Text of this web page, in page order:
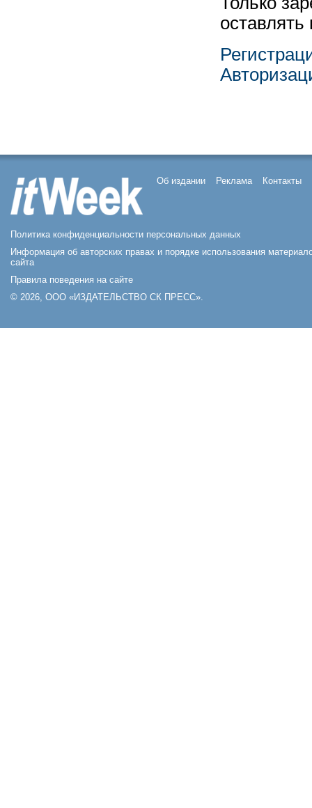
Об издании Реклама Контакты
Политика конфиденциальности персональных данных
Информация об авторских правах и порядке использования
сайта
Правила поведения на сайте
© 2026, ООО «ИЗДАТЕЛЬСТВО СК ПРЕСС».